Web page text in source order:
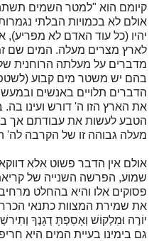
קיומם הוא "למטר השמים
אולם לא בכמויות הבלתי
יהיו (כל עוד האדם לא
לארץ מצרים מעלה. המים שם
מדברים על מעלתה הרוחנית
בהם יש משטר מים קבוע
הדברים תלויים באנשים
את הארץ הזו ה' דורש ועינו
הטבע לעשות את עבודתם אך
מעלה גבוהה זו של הקרבה לה'
אולם אין הדבר פשוט אלא
שמוע, הפרשה השנייה של
פסוקים אלו והיא בהחלט
את שמירת המצוות כתנאי
יוֹרֶה וּמַלְקוֹשׁ וְאָסַפְתָּ דְגָנֶךָ
גם בימינו בעיית המים היא